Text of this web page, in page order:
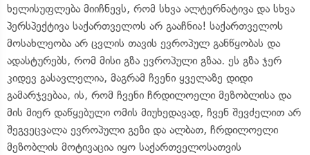
ხელისუფლება მიიჩნევს, რომ სხვა ალტერნატივა და სხვა
პერსპექტივა საქართველოს არ გააჩნია! საქართველოს
მოსახლეობა არ ცვლის თავის ევროპულ განწყობას და
ადასტურებს, რომ მისი გზა ევროპული გზაა. ეს გზა ჯერ
კიდევ გასავლელია, მაგრამ ჩვენი ყველაზე დიდი
გამარჯვებაა, ის, რომ ჩვენი ჩრდილოელი მეზობლისა და
მის მიერ დაწყებული ომის მიუხედავად, ჩვენ შევძელით არ
შეგვეცვალა ევროპული გეზი და ალბათ, ჩრდილოელი
მეზობლის მოტივაცია იყო საქართველოსათვის